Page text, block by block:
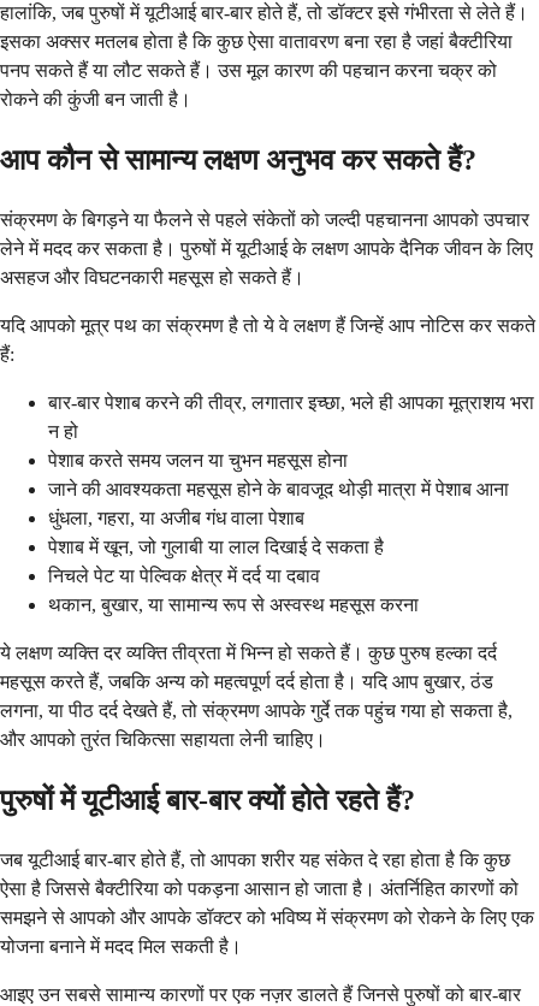
हालांकि, जब पुरुषों में यूटीआई बार-बार होते हैं, तो डॉक्टर इसे गंभीरता से लेते हैं।
इसका अक्सर मतलब होता है कि कुछ ऐसा वातावरण बना रहा है जहां बैक्टीरिया
पनप सकते हैं या लौट सकते हैं। उस मूल कारण की पहचान करना चक्र को
रोकने की कुंजी बन जाती है।
आप कौन से सामान्य लक्षण अनुभव कर सकते हैं?
संक्रमण के बिगड़ने या फैलने से पहले संकेतों को जल्दी पहचानना आपको उपचार
लेने में मदद कर सकता है। पुरुषों में यूटीआई के लक्षण आपके दैनिक जीवन के लिए
असहज और विघटनकारी महसूस हो सकते हैं।
यदि आपको मूत्र पथ का संक्रमण है तो ये वे लक्षण हैं जिन्हें आप नोटिस कर सकते
हैं:
बार-बार पेशाब करने की तीव्र, लगातार इच्छा, भले ही आपका मूत्राशय भरा
न हो
पेशाब करते समय जलन या चुभन महसूस होना
जाने की आवश्यकता महसूस होने के बावजूद थोड़ी मात्रा में पेशाब आना
धुंधला, गहरा, या अजीब गंध वाला पेशाब
पेशाब में खून, जो गुलाबी या लाल दिखाई दे सकता है
निचले पेट या पेल्विक क्षेत्र में दर्द या दबाव
थकान, बुखार, या सामान्य रूप से अस्वस्थ महसूस करना
ये लक्षण व्यक्ति दर व्यक्ति तीव्रता में भिन्न हो सकते हैं। कुछ पुरुष हल्का दर्द
महसूस करते हैं, जबकि अन्य को महत्वपूर्ण दर्द होता है। यदि आप बुखार, ठंड
लगना, या पीठ दर्द देखते हैं, तो संक्रमण आपके गुर्दे तक पहुंच गया हो सकता है,
और आपको तुरंत चिकित्सा सहायता लेनी चाहिए।
पुरुषों में यूटीआई बार-बार क्यों होते रहते हैं?
जब यूटीआई बार-बार होते हैं, तो आपका शरीर यह संकेत दे रहा होता है कि कुछ
ऐसा है जिससे बैक्टीरिया को पकड़ना आसान हो जाता है। अंतर्निहित कारणों को
समझने से आपको और आपके डॉक्टर को भविष्य में संक्रमण को रोकने के लिए एक
योजना बनाने में मदद मिल सकती है।
आइए उन सबसे सामान्य कारणों पर एक नज़र डालते हैं जिनसे पुरुषों को बार-बार